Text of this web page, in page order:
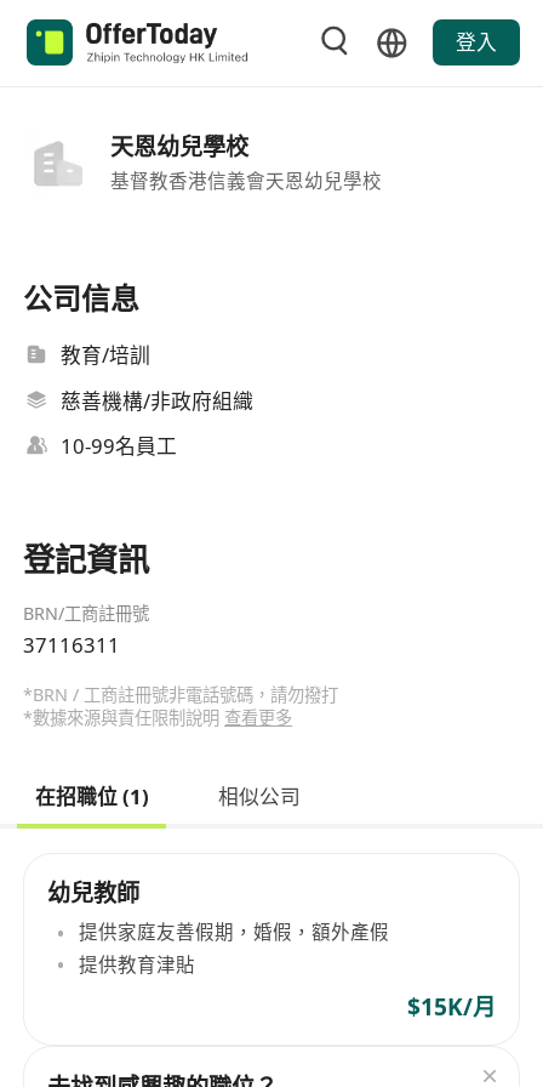
登入
天恩幼兒學校
基督教香港信義會天恩幼兒學校
公司信息
教育/培訓
慈善機構/非政府組織
10-99名員工
登記資訊
BRN/工商註冊號
37116311
*BRN / 工商註冊號非電話號碼，請勿撥打
*數據來源與責任限制說明 查看更多
在招職位 (1) 相似公司
幼兒教師
提供家庭友善假期，婚假，額外產假
提供教育津貼
$15K/月